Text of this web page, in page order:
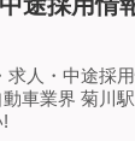
人・中途採
車業界 菊川